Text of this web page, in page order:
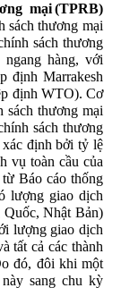
mại(TPRB)
sách thương mại
sách thương
ngang hàng,với
định Marrakesh
định WTO).Cơ
sách thương mại
sách thương
xác định bởi tỷ lệ
vụ toàn cầu của
từ Báocáo thống
lượng giao dịch
Quốc, NhậtBản)
lượng giao dịch
tất cả các thành
đó, đôi khi một
này sang chukỳ